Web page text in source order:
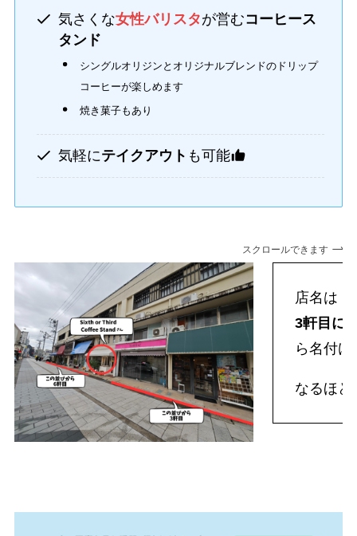
気さくな女性バリスタが営むコーヒース
タンド
シングルオリジンとオリジナルブレンドのドリップ
コーヒーが楽しめます
焼き菓子もあり
気軽にテイクアウト も可能
スクロールできます
店名は「
3軒目に
ら名付
なるほ